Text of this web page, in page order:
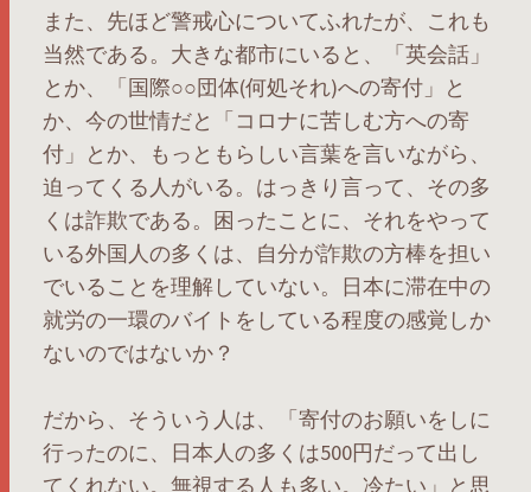
また、先ほど警戒心についてふれたが、これも
当然である。大きな都市にいると、「英会話」
とか、「国際○○団体(何処それ)への寄付」と
か、今の世情だと「コロナに苦しむ方への寄
付」とか、もっともらしい言葉を言いながら、
迫ってくる人がいる。はっきり言って、その多
くは詐欺である。困ったことに、それをやって
いる外国人の多くは、自分が詐欺の方棒を担い
でいることを理解していない。日本に滞在中の
就労の一環のバイトをしている程度の感覚しか
ないのではないか？
だから、そういう人は、「寄付のお願いをしに
行ったのに、日本人の多くは500円だって出し
てくれない。無視する人も多い。冷たい」と思